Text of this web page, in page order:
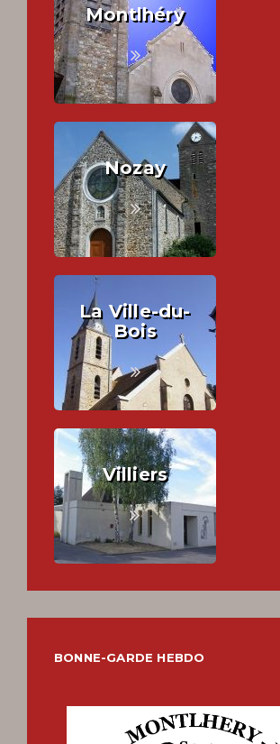
Montlhéry
Nozay
La Ville-du-
Bois
Villiers
BONNE-GARDE HEBDO